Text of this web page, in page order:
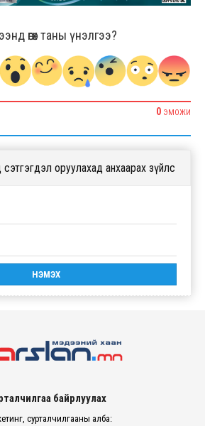
өгөх таны үнэлгээ?
0 ЭМОЖИ
оруулахад анхаарах зүйлс
байрлуулах
сурталчилгааны алба: